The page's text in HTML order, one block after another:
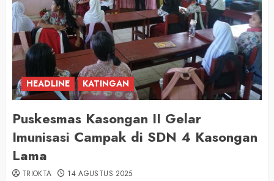
HEADLINE KATINGAN
Puskesmas Kasongan II Gelar
Imunisasi Campak di SDN 4 Kasongan
Lama
TRIOKTA 14 AGUSTUS 2025